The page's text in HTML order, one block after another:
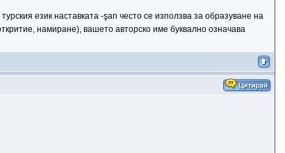
език наставката -şan често се използва за образуване на
намиране), вашето авторско име буквално означава